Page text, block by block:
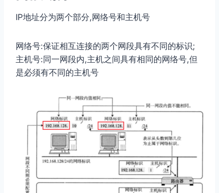
IP地址分为两个部分,⽹络号和主机号
⽹络号:保证相互连接的两个⽹段具有不同的标识;
主机号:同⼀⽹段内,主机之间具有相同的⽹络号,但
是必须有不同的主机号